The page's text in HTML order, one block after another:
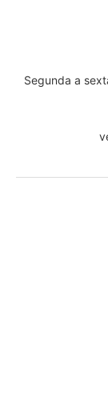
Segunda a